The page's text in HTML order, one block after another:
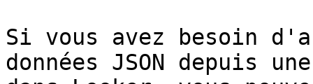
Si vous avez besoin
données JSON depuis